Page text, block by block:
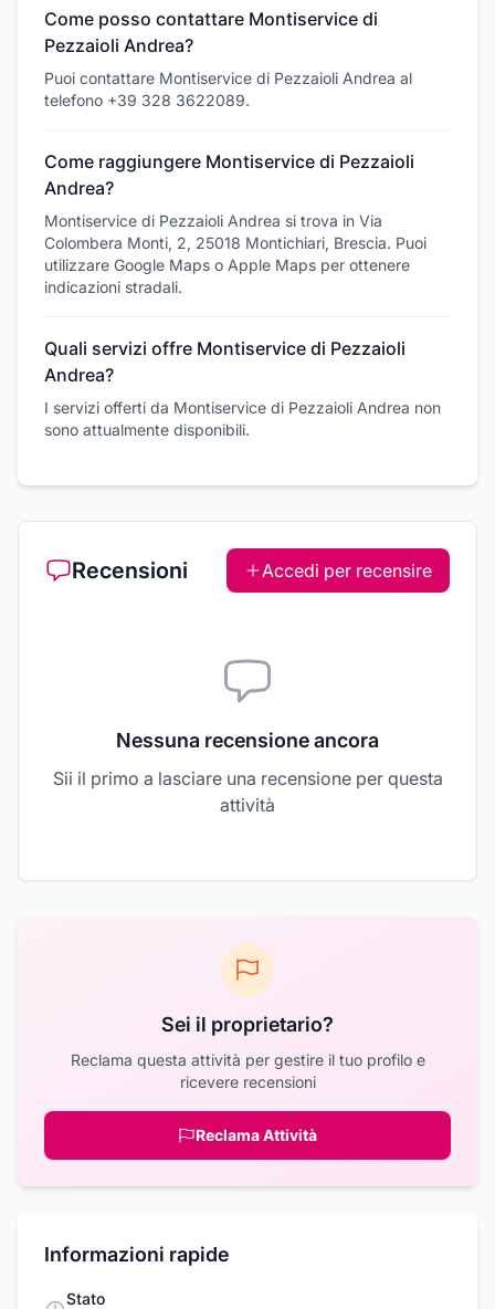
Come posso contattare Montiservice di
Pezzaioli Andrea?
Puoi contattare Montiservice di Pezzaioli Andrea al
telefono +39 328 3622089.
Come raggiungere Montiservice di Pezzaioli
Andrea?
Montiservice di Pezzaioli Andrea si trova in Via
Colombera Monti, 2, 25018 Montichiari, Brescia. Puoi
utilizzare Google Maps o Apple Maps per ottenere
indicazioni stradali.
Quali servizi offre Montiservice di Pezzaioli
Andrea?
I servizi offerti da Montiservice di Pezzaioli Andrea non
sono attualmente disponibili.
Recensioni Accedi per recensire
Nessuna recensione ancora
Sii il primo a lasciare una recensione per questa
attività
Sei il proprietario?
Reclama questa attività per gestire il tuo profilo e
ricevere recensioni
Reclama Attività
Informazioni rapide
Stato